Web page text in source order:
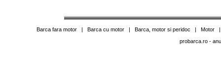
Barca fara motor| Barca cu motor| Barca, motor si peridoc | Motor
probarca.ro-